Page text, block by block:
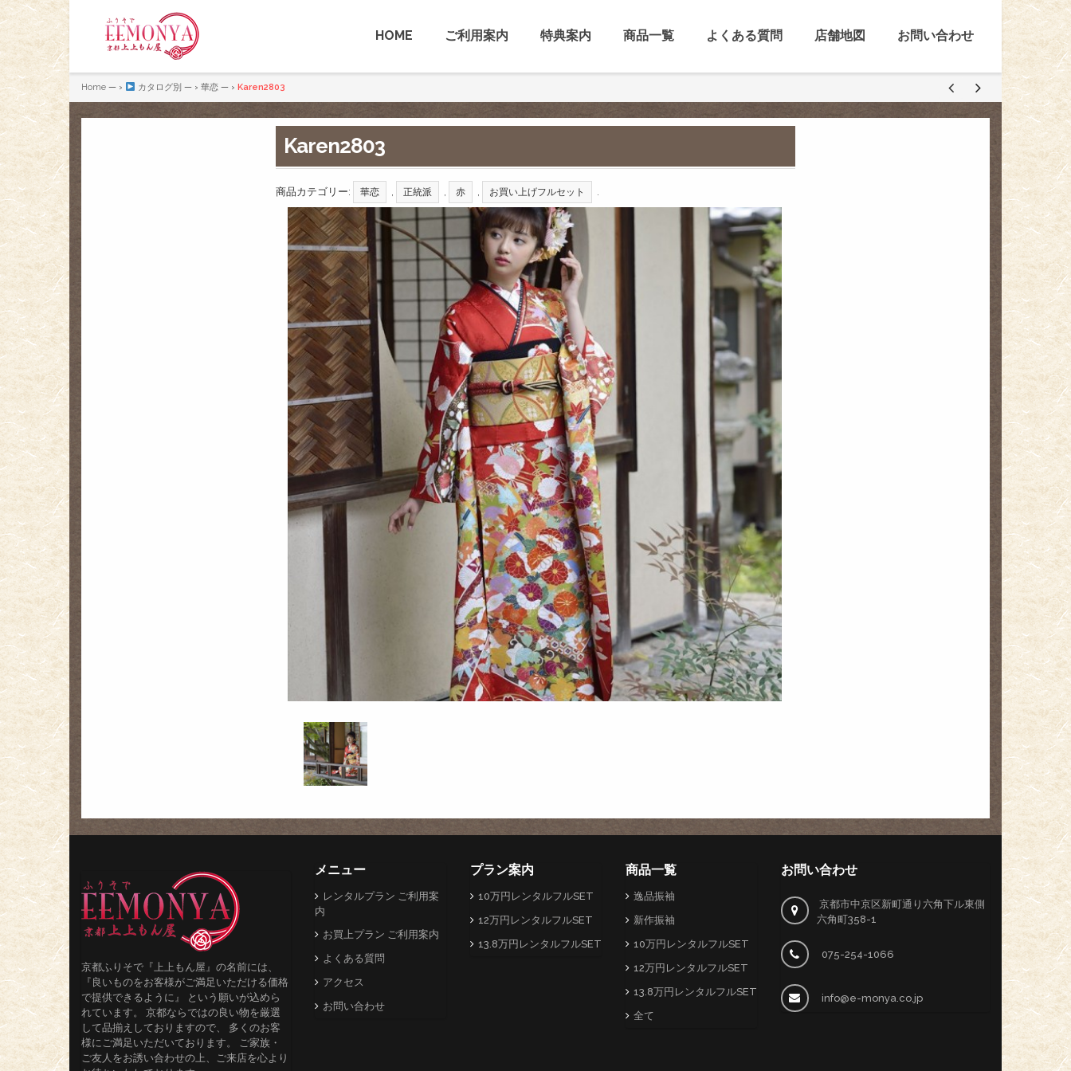
HOME ご利用案内 特典案内 商品一覧 よくある質問 店舗地図 お問い合わせ
Home — › カタログ別 — › 華恋— › Karen2803
Karen2803
商品カテゴリー: 華恋 , 正統派 , 赤 , お買い上げフルセット .
京都ふりそで『上上もん屋』の名前には、
『良いものをお客様がご満足いただける価格
で提供できるように』 という願いが込めら
れています。 京都ならではの良い物を厳選
して品揃えしておりますので、 多くのお客
様にご満足いただいております。 ご家族・
ご友人をお誘い合わせの上、ご来店を心より
メニュー
レンタルプラン ご利用案
内
お買上プラン ご利用案内
よくある質問
アクセス
お問い合わせ
プラン案内
10万円レンタルフルSET
12万円レンタルフルSET
13.8万円レンタルフルSET
商品一覧
逸品振袖
新作振袖
10万円レンタルフルSET
12万円レンタルフルSET
13.8万円レンタルフルSET
全て
お問い合わせ
京都市中京区新町通り六角下ル東側
六角町358-1
075-254-1066
info@e-monya.co.jp